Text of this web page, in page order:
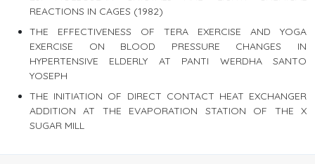
REACTIONS IN CAGES (1982)
THE EFFECTIVENESS OF TERA EXERCISE AND YOGA
EXERCISE ON BLOOD PRESSURE CHANGES IN
HYPERTENSIVE ELDERLY AT PANTI WERDHA SANTO
YOSEPH
THE INITIATION OF DIRECT CONTACT HEAT EXCHANGER
ADDITION AT THE EVAPORATION STATION OF THE X
SUGAR MILL